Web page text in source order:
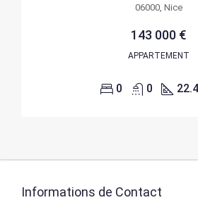
06000, Nice
143 000 €
APPARTEMENT
0 0
Informations de Contact